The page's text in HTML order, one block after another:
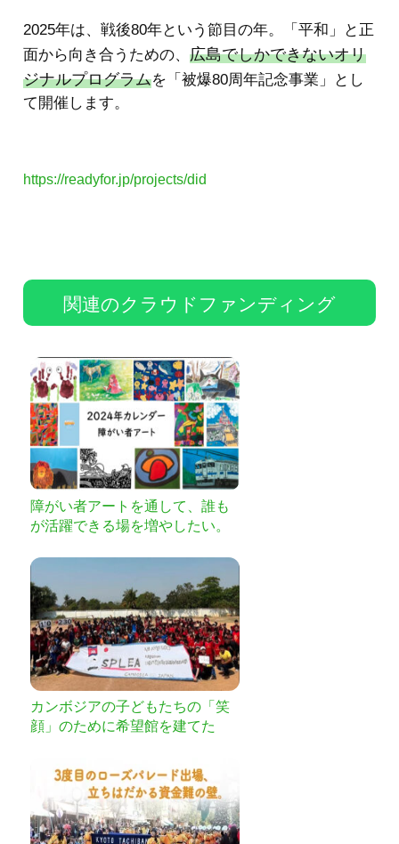
2025年は、戦後80年という節目の年。「平和」と正
面から向き合うための、 広島でしかできないオリ
ジナルプログラムを「被爆80周年記念事業」とし
て開催します。
https://readyfor.jp/projects/did
関連のクラウドファンディング
障がい者アートを通して、誰も
が活躍できる場を増やしたい。
カンボジアの子どもたちの「笑
顔」のために希望館を建てた